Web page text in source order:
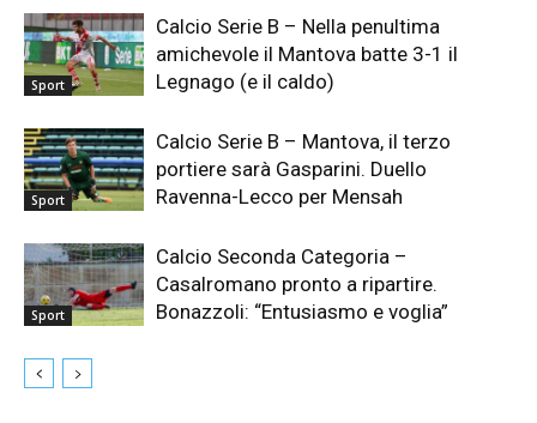
Sport
Calcio Serie B – Nella penultima
amichevole il Mantova batte 3-1 il
Legnago (e il caldo)
Sport
Calcio Serie B – Mantova, il terzo
portiere sarà Gasparini. Duello
Ravenna-Lecco per Mensah
Sport
Calcio Seconda Categoria –
Casalromano pronto a ripartire.
Bonazzoli: “Entusiasmo e voglia”